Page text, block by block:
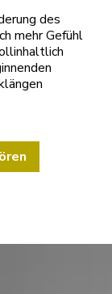
des
mehr Gefühl